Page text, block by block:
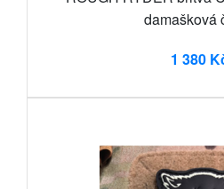
damašková
1 380